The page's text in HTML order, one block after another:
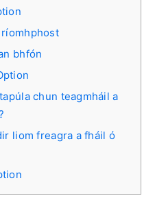
bhfón
chun teagmháil a
liom freagra a fháil ó